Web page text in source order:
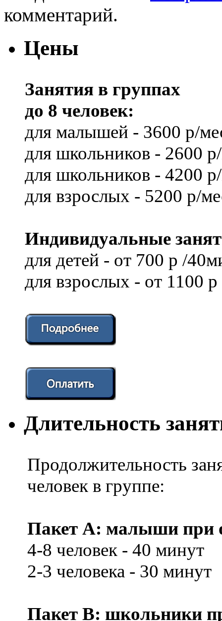
комментарий.
Цены
Занятия в группах
до 8 человек:
для малышей - 3600 р/
для школьников - 2600
для школьников - 4200
для взрослых - 5200 р/
Индивидуальные
для детей - от 700 р /
для взрослых - от 1100
Длительность
Продолжительность
человек в группе:
Пакет А: малыши при
4-8 человек - 40 минут
2-3 человека - 30 минут
Пакет В: школьники